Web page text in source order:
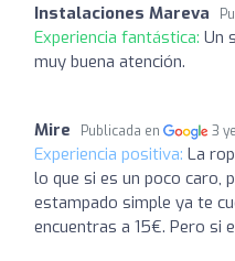
Instalaciones Mareva
Experiencia fantástica: Un
muy buena atención.
Mire Publicada en 3
Experiencia positiva: La
lo que si es un poco caro,
estampado simple ya te
encuentras a 15€. Pero si